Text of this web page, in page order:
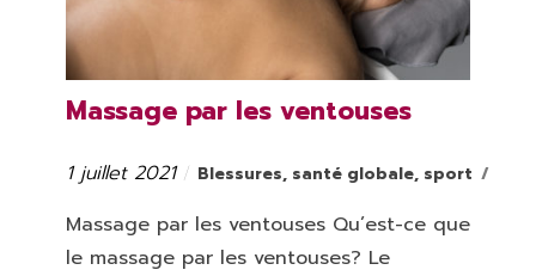
Massage par les ventouses
Publié
1 juillet 2021 Catégories
Blessures, santé globale, sport
Massage par les ventouses Qu’est-ce que
le massage par les ventouses? Le